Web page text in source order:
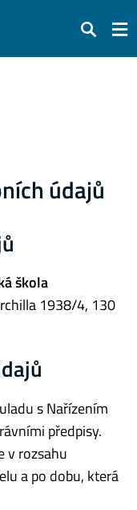
Hledat
údajů
škola
1938/4, 130
s Nařízením
předpisy.
v rozsahu
a po dobu, která